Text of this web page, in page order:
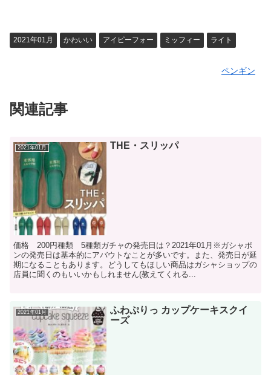
2021年01月 かわいい アイピーフォー ミッフィー ライト
ペンギン
関連記事
2021年01月 THE・スリッパ
価格 200円種類 5種類ガチャの発売日は？2021年01月※ガシャポ
ンの発売日は基本的にアバウトなことが多いです。また、発売日が延
期になることもあります。どうしてもほしい商品はガシャショップの
店員に聞くのもいいかもしれません(教えてくれる...
2021年01月
ふわぷりっ カップケーキスクイ
ーズ